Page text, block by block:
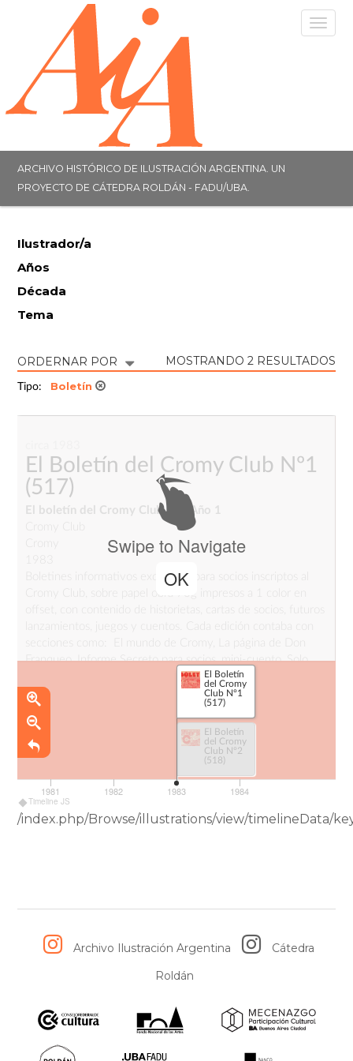
ARCHIVO HISTÓRICO DE ILUSTRACIÓN ARGENTINA. UN
PROYECTO DE CÁTEDRA ROLDÁN - FADU/UBA.
Ilustrador/a
Años
Década
Tema
ORDERNAR POR MOSTRANDO 2 RESULTADOS
Tipo: Boletín
El Boletín del Cromy Club Nº1
(517)
El boletín del Cromy Club Nº1 Año 1
Boletines informativos exclusivos para socios inscriptos al
Cromy Club, sobre papel obra 70g impresos a 1 color en
Franqueo, Informe Secreto para socios, mini-cuento, Solo
para Socios, Los lanzamientos de Cromy, la página
entretenida.
Se produjeron un total de once boletines.
;
Swipe to Navigate
OK
Timeline JS
El Boletín
del Cromy
Club Nº1
(517)
El Boletín
del Cromy
Club Nº2
(518)
1981 1982 1983 1984
/index.php/Browse/illustrations/view/timelineData/
Archivo Ilustración Argentina
Cátedra
Roldán